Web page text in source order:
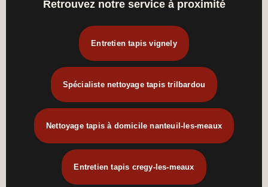
Retrouvez notre service à proximité
Entretien tapis vignely
Spécialiste nettoyage tapis trilbardou
Nettoyage tapis à domicile nanteuil-les-meaux
Entretien tapis cregy-les-meaux